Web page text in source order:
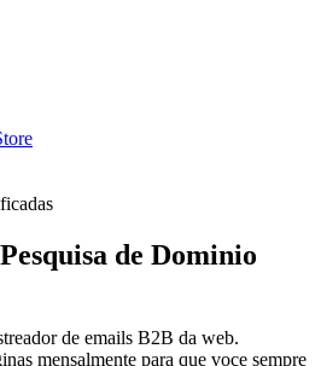
de Dominio
de emails B2B da web.
mensalmente para que voce sempre